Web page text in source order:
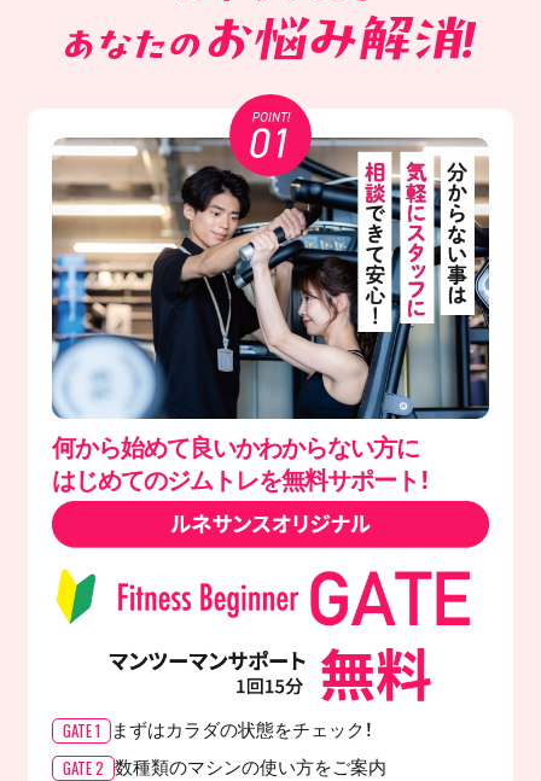
何から始めて良いかわからない方に
はじめてのジムトレを無料サポート！
GATE 1 まずはカラダの状態をチェック！
GATE 2 数種類のマシンの使い方をご案内